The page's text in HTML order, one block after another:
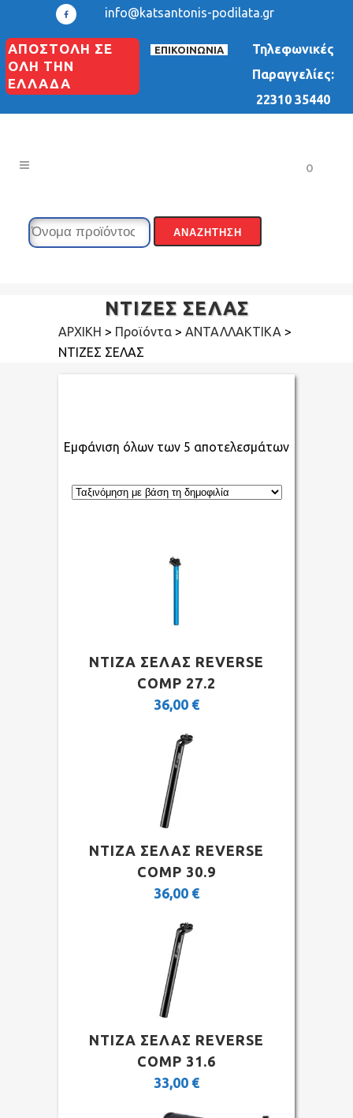
info@katsantonis-podilata.gr
ΑΠΟΣΤΟΛΗ ΣΕ
ΟΛΗ ΤΗΝ
ΕΛΛΑΔΑ
ΕΠΙΚΟΙΝΩΝΙΑ
Τηλεφωνικές
Παραγγελίες:
22310 35440
0
ΝΤΙΖΕΣ ΣΕΛΑΣ
ΑΡΧΙΚΗ > Προϊόντα > ΑΝΤΑΛΛΑΚΤΙΚΑ >
ΝΤΙΖΕΣ ΣΕΛΑΣ
Εμφάνιση όλων των 5 αποτελεσμάτων
ΝΤΙΖΑ ΣΕΛΑΣ REVERSE
COMP 27.2
36,00 €
ΝΤΙΖΑ ΣΕΛΑΣ REVERSE
COMP 30.9
36,00 €
ΝΤΙΖΑ ΣΕΛΑΣ REVERSE
COMP 31.6
33,00 €